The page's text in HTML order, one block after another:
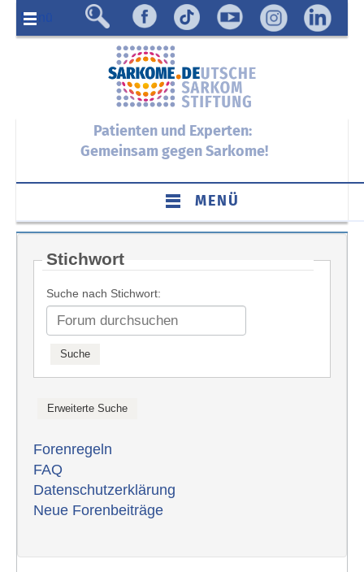
Menü
Patienten und Experten:
Gemeinsam gegen Sarkome!
MENÜ
Stichwort
Suche nach Stichwort:
Forenregeln
FAQ
Datenschutzerklärung
Neue Forenbeiträge